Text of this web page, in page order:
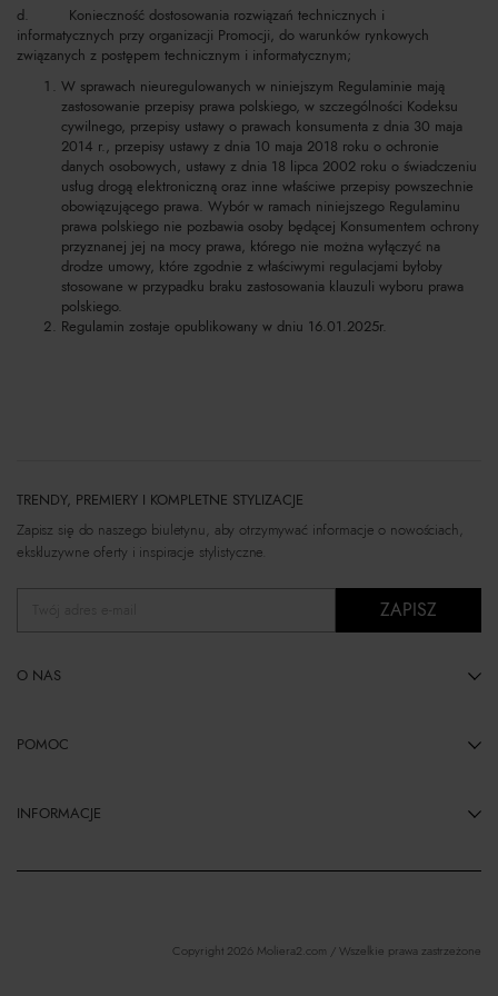
d. Konieczność dostosowania rozwiązań technicznych i
informatycznych przy organizacji Promocji, do warunków rynkowych
związanych z postępem technicznym i informatycznym;
W sprawach nieuregulowanych w niniejszym Regulaminie mają
zastosowanie przepisy prawa polskiego, w szczególności Kodeksu
cywilnego, przepisy ustawy o prawach konsumenta z dnia 30 maja
2014 r., przepisy ustawy z dnia 10 maja 2018 roku o ochronie
danych osobowych, ustawy z dnia 18 lipca 2002 roku o świadczeniu
usług drogą elektroniczną oraz inne właściwe przepisy powszechnie
obowiązującego prawa. Wybór w ramach niniejszego Regulaminu
prawa polskiego nie pozbawia osoby będącej Konsumentem ochrony
przyznanej jej na mocy prawa, którego nie można wyłączyć na
drodze umowy, które zgodnie z właściwymi regulacjami byłoby
stosowane w przypadku braku zastosowania klauzuli wyboru prawa
polskiego.
Regulamin zostaje opublikowany w dniu 16.01.2025r.
TRENDY, PREMIERY I KOMPLETNE STYLIZACJE
Zapisz się do naszego biuletynu, aby otrzymywać informacje o nowościach,
ekskluzywne oferty i inspiracje stylistyczne.
ZAPISZ
O NAS
POMOC
INFORMACJE
Copyright 2026 Moliera2.com / Wszelkie prawa zastrzeżone